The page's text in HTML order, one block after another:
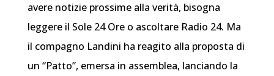
avere notizie prossime alla verità, bisogna
leggere il Sole 24 Ore o ascoltare Radio 24. Ma
il compagno Landini ha reagito alla proposta di
un “Patto”, emersa in assemblea, lanciando la